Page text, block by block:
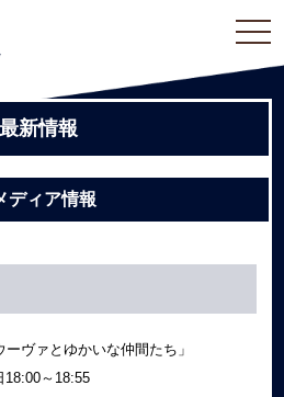
最新情報
ディア情報
ーヴァとゆかいな仲間たち」
18:00～18:55